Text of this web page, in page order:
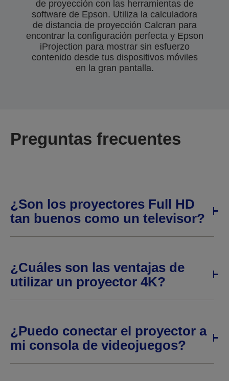
de proyección con las herramientas de
software de Epson. Utiliza la calculadora
de distancia de proyección Calcran para
encontrar la configuración perfecta y Epson
iProjection para mostrar sin esfuerzo
contenido desde tus dispositivos móviles
en la gran pantalla.
Preguntas frecuentes
¿Son los proyectores Full HD
tan buenos como un televisor?
¿Cuáles son las ventajas de
utilizar un proyector 4K?
¿Puedo conectar el proyector a
mi consola de videojuegos?